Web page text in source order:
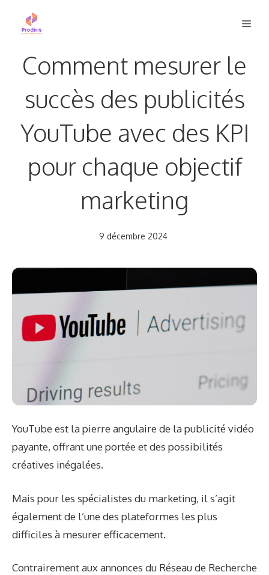
Comment mesurer le
succès des publicités
YouTube avec des KPI
pour chaque objectif
marketing
9 décembre 2024
YouTube est la pierre angulaire de la publicité vidéo
payante, offrant une portée et des possibilités
créatives inégalées.
Mais pour les spécialistes du marketing, il s’agit
également de l’une des plateformes les plus
difficiles à mesurer efficacement.
Contrairement aux annonces du Réseau de Recherche